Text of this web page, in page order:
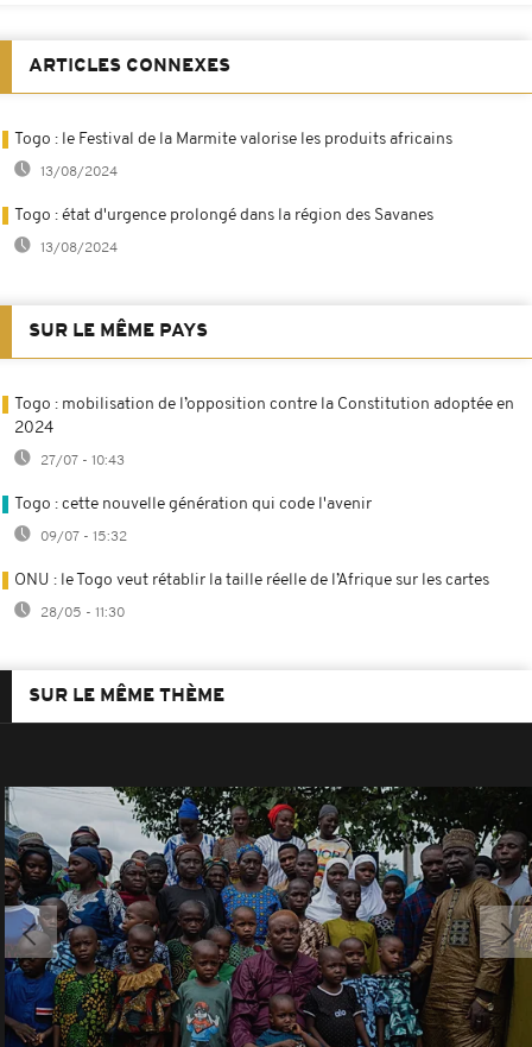
ARTICLES CONNEXES
Togo : le Festival de la Marmite valorise les produits africains
13/08/2024
Togo : état d'urgence prolongé dans la région des Savanes
13/08/2024
SUR LE MÊME PAYS
Togo : mobilisation de l’opposition contre la Constitution adoptée en
2024
27/07 - 10:43
Togo : cette nouvelle génération qui code l'avenir
09/07 - 15:32
ONU : le Togo veut rétablir la taille réelle de l’Afrique sur les cartes
28/05 - 11:30
SUR LE MÊME THÈME